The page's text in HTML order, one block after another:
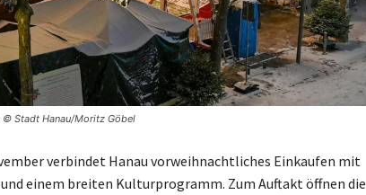
© Stadt Hanau/Moritz Göbel
verbindet Hanau vorweihnachtliches Einkaufen mit
einem breiten Kulturprogramm. Zum Auftakt öffnen die